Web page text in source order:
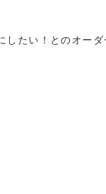
たい！とのオーダ